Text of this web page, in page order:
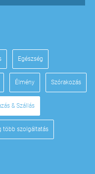
Egészség
Élmény Szórakozás
& Szállás
több szolgáltatás